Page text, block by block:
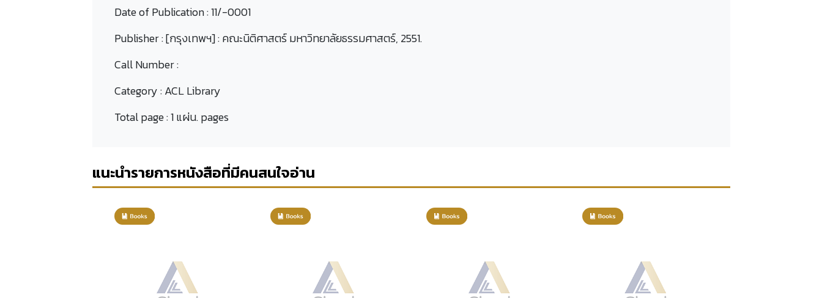
Date of Publication :11/-0001
Publisher :[กรุงเทพฯ] : คณะนิติศาสตร์ มหาวิทยาลัยธรรมศาสตร์, 2551.
Call Number :
Category :ACL Library
Total page :1 แผ่น. pages
แนะนำรายการหนังสือที่มีคนสนใจอ่าน